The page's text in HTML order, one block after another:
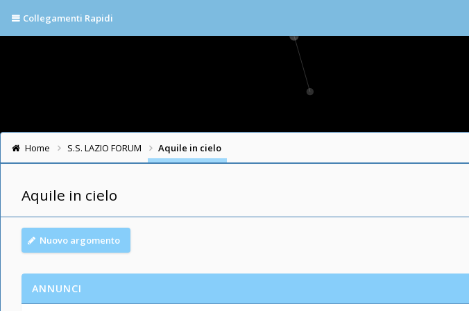
Collegamenti Rapidi
Home S.S. LAZIO FORUM Aquile in cielo
Aquile in cielo
Nuovo argomento
ANNUNCI